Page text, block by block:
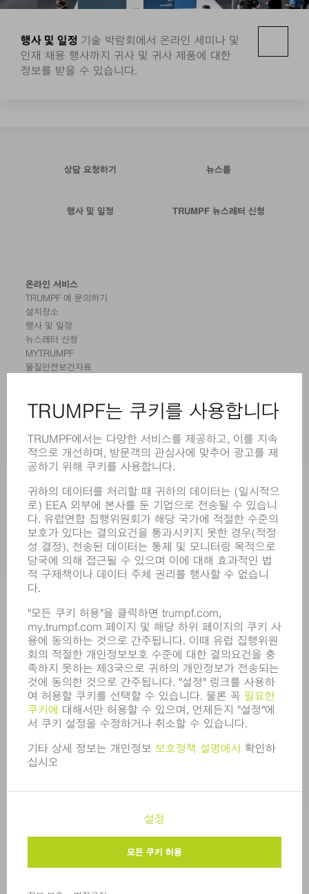
행사 및 일정 기술 박람회에서 온라인 세미나 및
인재 채용 행사까지 귀사 및 귀사 제품에 대한
정보를 받을 수 있습니다.
상담 요청하기 뉴스룸
행사 및 일정 TRUMPF 뉴스레터 신청
온라인 서비스
TRUMPF 에 문의하기
설치장소
행사 및 일정
뉴스레터 신청
MYTRUMPF
물질안전보건자료
레이저
전동 툴
SMART FACTORY
소프트웨어
어플리케이션
부문
기업
경력
모집
기업 프로필
이사회
영업 보고서
규정 준수
내부고발자 시스템
보안
보도 자료
매거진
지속가능성
환경 & 기후
사회 & 기업
기업 경영
한국트럼프 판매 표준 이용 약관